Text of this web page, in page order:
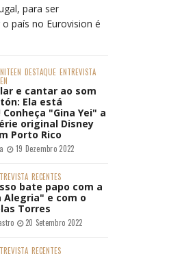
para ser
país no Eurovision é
DESTAQUE ENTREVISTA
e cantar ao som
Ela está
"Gina Yei" a
original Disney
Porto Rico
19 Dezembro 2022
RECENTES
bate papo com a
Alegria" e com o
Torres
20 Setembro 2022
RECENTES